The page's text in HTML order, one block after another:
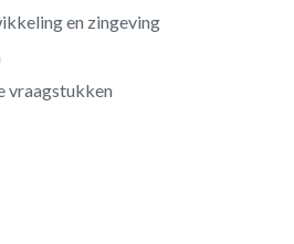
en zingeving
vraagstukken